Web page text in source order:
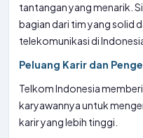
tantangan yang menarik.
bagian dari tim yang solid
telekomunikasi di
Peluang Karir dan
Telkom Indonesia
karyawannya untuk
karir yang lebih tinggi.